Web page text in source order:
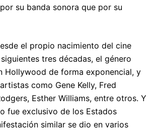
su banda sonora que por su
el propio nacimiento del cine
tres décadas, el género
Hollywood de forma exponencial, y
como Gene Kelly, Fred
Esther Williams, entre otros. Y
fue exclusivo de los Estados
similar se dio en varios